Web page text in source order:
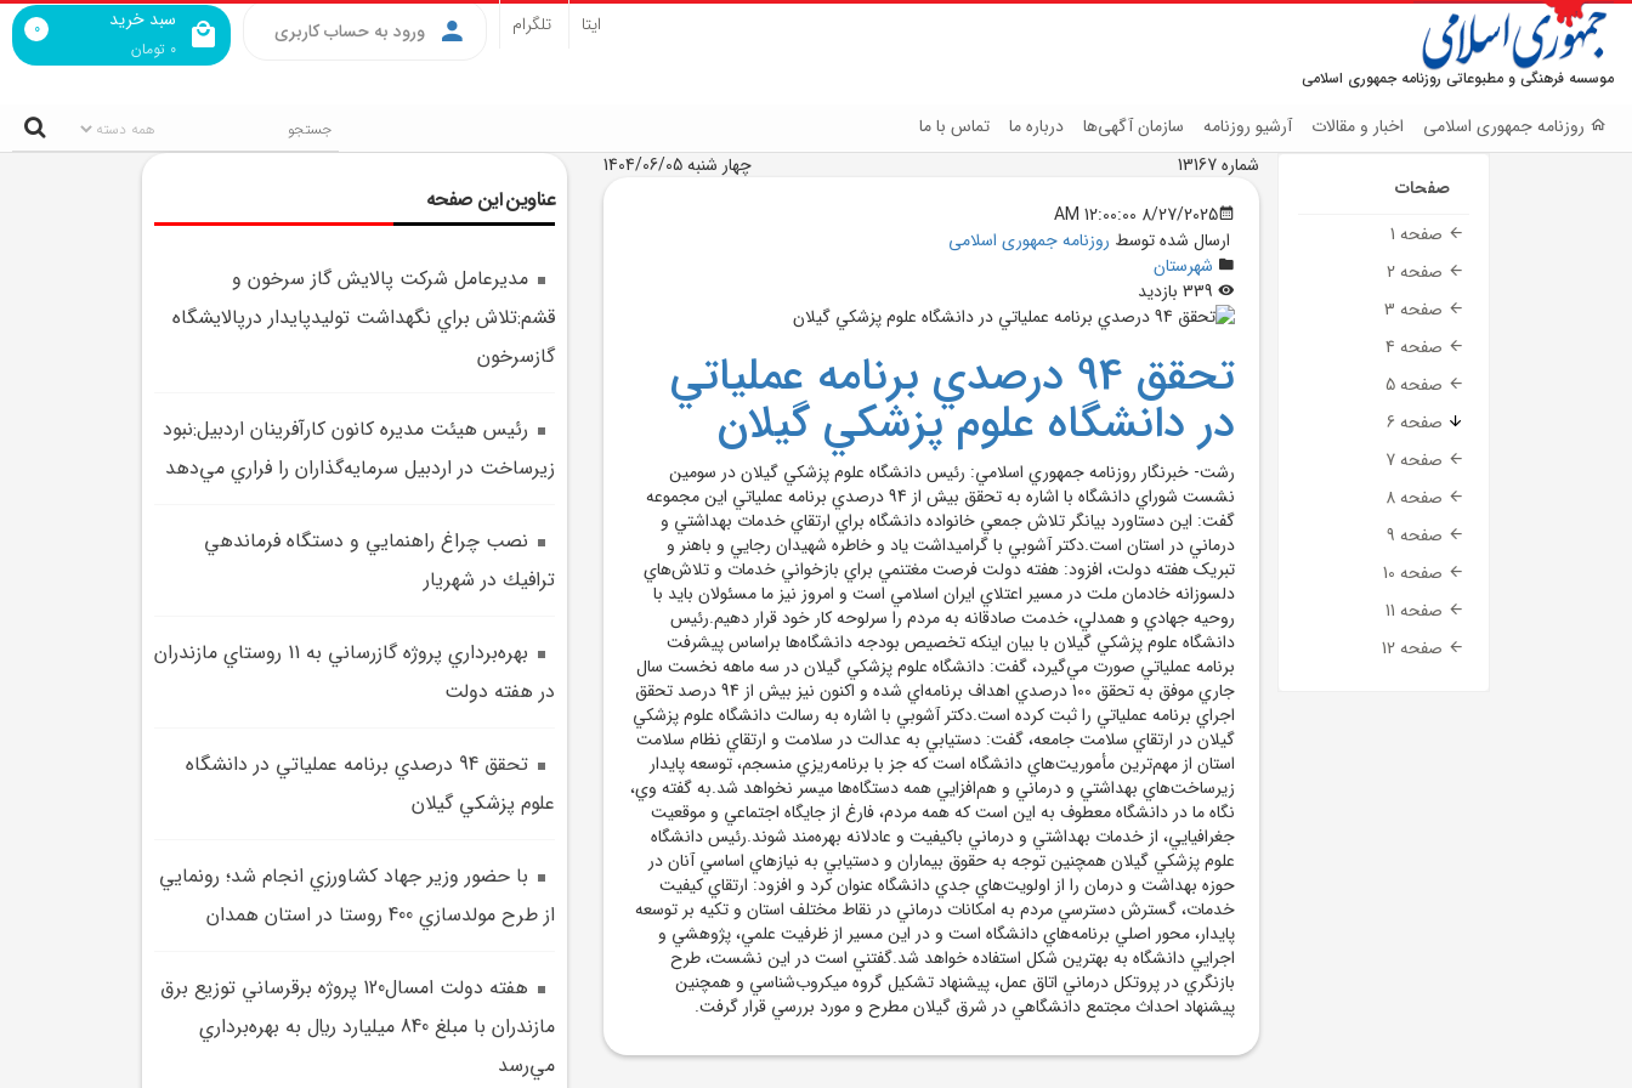
موسسه فرهنگی و مطبوعاتی روزنامه جمهوری اسلامی
سبد خرید
0 تومان
0 ورود به حساب کاربری ایتا تلگرام
روزنامه جمهوری اسلامی اخبار و مقالات آرشیو روزنامه سازمان آگهی‌ها درباره ما تماس با ما
صفحات
صفحه 1
صفحه 2
صفحه 3
صفحه 4
صفحه 5
صفحه 6
صفحه 7
صفحه 8
صفحه 9
صفحه 10
صفحه 11
صفحه 12
شماره 13167
چهار شنبه 1404/06/05
8/27/2025 12:00:00 AM
ارسال شده توسط روزنامه جمهوری اسلامی
شهرستان
تحقق 94 درصدي برنامه عملياتي
در دانشگاه علوم پزشکي گيلان
رشت- خبرنگار روزنامه جمهوري اسلامي: رئيس دانشگاه علوم پزشکي گيلان در سومين
نشست شوراي دانشگاه با اشاره به تحقق بيش از 94 درصدي برنامه عملياتي اين مجموعه
گفت: اين دستاورد بيانگر تلاش جمعي خانواده دانشگاه براي ارتقاي خدمات بهداشتي و
درماني در استان است.دکتر آشوبي با گراميداشت ياد و خاطره شهيدان رجايي و باهنر و
تبريک هفته دولت، افزود: هفته دولت فرصت مغتنمي براي بازخواني خدمات و تلاش‌هاي
دلسوزانه خادمان ملت در مسير اعتلاي ايران اسلامي است و امروز نيز ما مسئولان بايد با
روحيه جهادي و همدلي، خدمت صادقانه به مردم را سرلوحه کار خود قرار دهيم.رئيس
دانشگاه علوم پزشکي گيلان با بيان اينکه تخصيص بودجه دانشگاه‌ها براساس پيشرفت
برنامه عملياتي صورت مي‌گيرد، گفت: دانشگاه علوم پزشکي گيلان در سه ماهه نخست سال
جاري موفق به تحقق 100 درصدي اهداف برنامه‌اي شده و اکنون نيز بيش از 94 درصد تحقق
اجراي برنامه عملياتي را ثبت کرده است.دکتر آشوبي با اشاره به رسالت دانشگاه علوم پزشکي
گيلان در ارتقاي سلامت جامعه، گفت: دستيابي به عدالت در سلامت و ارتقاي نظام سلامت
استان از مهم‌ترين مأموريت‌هاي دانشگاه است که جز با برنامه‌ريزي منسجم، توسعه پايدار
زيرساخت‌هاي بهداشتي و درماني و هم‌افزايي همه دستگاه‌ها ميسر نخواهد شد.به گفته وي،
نگاه ما در دانشگاه معطوف به اين است که همه مردم، فارغ از جايگاه اجتماعي و موقعيت
جغرافيايي، از خدمات بهداشتي و درماني باکيفيت و عادلانه بهره‌مند شوند.رئيس دانشگاه
علوم پزشکي گيلان همچنين توجه به حقوق بيماران و دستيابي به نيازهاي اساسي آنان در
حوزه بهداشت و درمان را از اولويت‌هاي جدي دانشگاه عنوان کرد و افزود: ارتقاي کيفيت
خدمات، گسترش دسترسي مردم به امکانات درماني در نقاط مختلف استان و تکيه بر توسعه
پايدار، محور اصلي برنامه‌هاي دانشگاه است و در اين مسير از ظرفيت علمي، پژوهشي و
اجرايي دانشگاه به بهترين شکل استفاده خواهد شد.گفتني است در اين نشست، طرح
بازنگري در پروتکل درماني اتاق عمل، پيشنهاد تشکيل گروه ميکروب‌شناسي و همچنين
پيشنهاد احداث مجتمع دانشگاهي در شرق گيلان مطرح و مورد بررسي قرار گرفت.
عناوین این صفحه
مديرعامل شرکت پالايش گاز سرخون و
قشم:تلاش براي نگهداشت توليدپايدار درپالايشگاه
گازسرخون
رئيس هيئت مديره کانون کارآفرينان اردبيل:نبود
زيرساخت در اردبيل سرمايه‌گذاران را فراري مي‌دهد
نصب چراغ راهنمايي و دستگاه فرماندهي
ترافيك در شهريار
بهره‌برداري پروژه گازرساني به 11 روستاي مازندران
در هفته دولت
تحقق 94 درصدي برنامه عملياتي در دانشگاه
علوم پزشکي گيلان
با حضور وزير جهاد کشاورزي انجام شد؛ رونمايي
از طرح مولدسازي 400 روستا در استان همدان
هفته دولت امسال120 پروژه برقرساني توزيع برق
مازندران با مبلغ 840 ميليارد ريال به بهره‌برداري
مي‌رسد